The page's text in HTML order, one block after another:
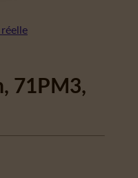
71PM3,